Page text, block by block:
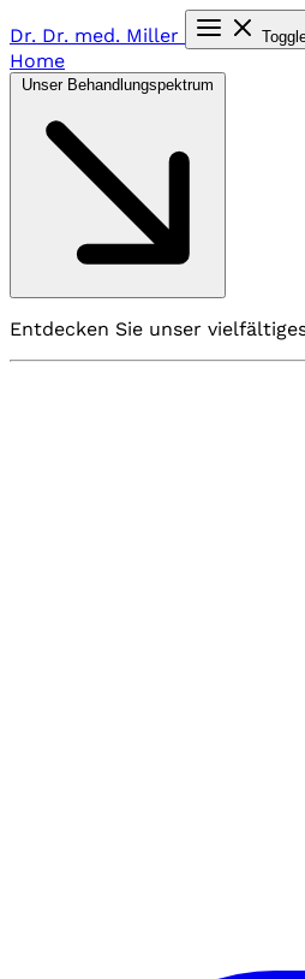
Dr. Dr. med. Miller
Home
Entdecken Sie unser